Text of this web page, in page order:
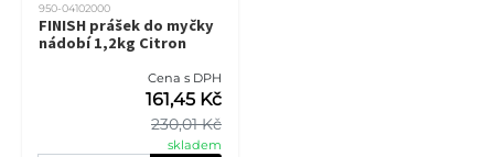
950-04102000
FINISH prášek do myčky
nádobí 1,2kg Citron
Cena s DPH
230,01 Kč
161,45 Kč
skladem